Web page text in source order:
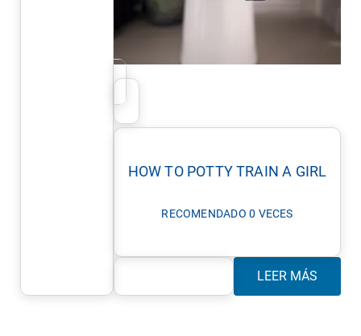
HOW TO POTTY TRAIN A GIRL
RECOMENDADO 0 VECES
LEER MÁS